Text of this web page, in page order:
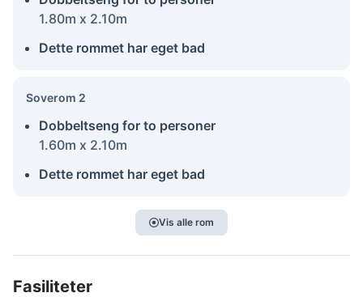
1.80m x 2.10m
Dette rommet har eget bad
Soverom 2
Dobbeltseng for to personer
1.60m x 2.10m
Dette rommet har eget bad
Vis alle rom
Fasiliteter